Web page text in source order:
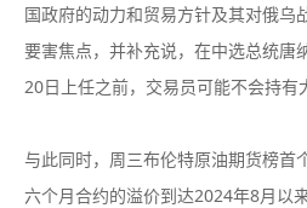
国政府的动力和贸易方针及其对俄乌
要害焦点，并补充说，在中选总统唐
20日上任之前，交易员可能不会持有
与此同时，周三布伦特原油期货榜首
六个月合约的溢价到达2024年8月以